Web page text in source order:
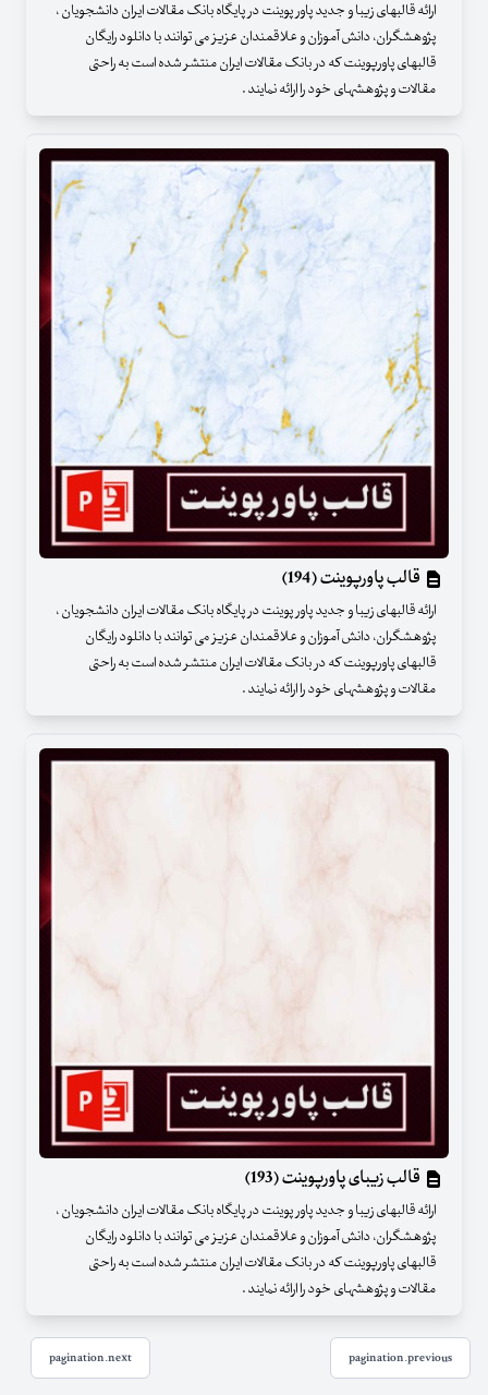
ارائه قالبهای زیبا و جدید پاور پوینت در پایگاه بانک مقالات ایران دانشجویان ،
پژوهشگران، دانش آموزان و علاقمندان عزیز می توانند با دانلود رایگان
قالبهای پاورپوینت که در بانک مقالات ایران منتشر شده است به راحتی
مقالات و پژوهشهای خود را ارائه نمایند .
قالب پاورپوینت (194)
ارائه قالبهای زیبا و جدید پاور پوینت در پایگاه بانک مقالات ایران دانشجویان ،
پژوهشگران، دانش آموزان و علاقمندان عزیز می توانند با دانلود رایگان
قالبهای پاورپوینت که در بانک مقالات ایران منتشر شده است به راحتی
مقالات و پژوهشهای خود را ارائه نمایند .
قالب زیبای پاورپوینت (193)
ارائه قالبهای زیبا و جدید پاور پوینت در پایگاه بانک مقالات ایران دانشجویان ،
پژوهشگران، دانش آموزان و علاقمندان عزیز می توانند با دانلود رایگان
قالبهای پاورپوینت که در بانک مقالات ایران منتشر شده است به راحتی
مقالات و پژوهشهای خود را ارائه نمایند .
pagination.previous
pagination.next